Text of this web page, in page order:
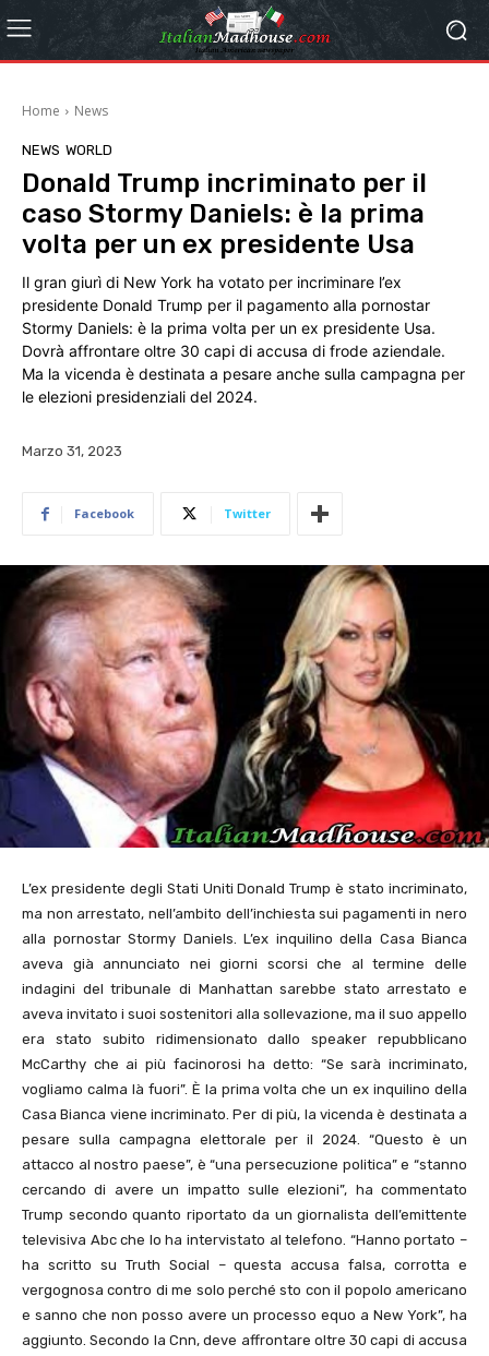
Home News
NEWS WORLD
Donald Trump incriminato per il
caso Stormy Daniels: è la prima
volta per un ex presidente Usa
Il gran giurì di New York ha votato per incriminare l’ex
presidente Donald Trump per il pagamento alla pornostar
Stormy Daniels: è la prima volta per un ex presidente Usa.
Dovrà affrontare oltre 30 capi di accusa di frode aziendale.
Ma la vicenda è destinata a pesare anche sulla campagna per
le elezioni presidenziali del 2024.
Marzo 31, 2023
Facebook Twitter
L’ex presidente degli Stati Uniti Donald Trump è stato incriminato,
ma non arrestato, nell’ambito dell’inchiesta sui pagamenti in nero
alla pornostar Stormy Daniels. L’ex inquilino della Casa Bianca
aveva già annunciato nei giorni scorsi che al termine delle
indagini del tribunale di Manhattan sarebbe stato arrestato e
aveva invitato i suoi sostenitori alla sollevazione, ma il suo appello
era stato subito ridimensionato dallo speaker repubblicano
McCarthy che ai più facinorosi ha detto: “Se sarà incriminato,
vogliamo calma là fuori”. È la prima volta che un ex inquilino della
Casa Bianca viene incriminato. Per di più, la vicenda è destinata a
pesare sulla campagna elettorale per il 2024. “Questo è un
attacco al nostro paese”, è “una persecuzione politica” e “stanno
cercando di avere un impatto sulle elezioni”, ha commentato
Trump secondo quanto riportato da un giornalista dell’emittente
televisiva Abc che lo ha intervistato al telefono. “Hanno portato –
ha scritto su Truth Social – questa accusa falsa, corrotta e
vergognosa contro di me solo perché sto con il popolo americano
e sanno che non posso avere un processo equo a New York”, ha
aggiunto. Secondo la Cnn, deve affrontare oltre 30 capi di accusa